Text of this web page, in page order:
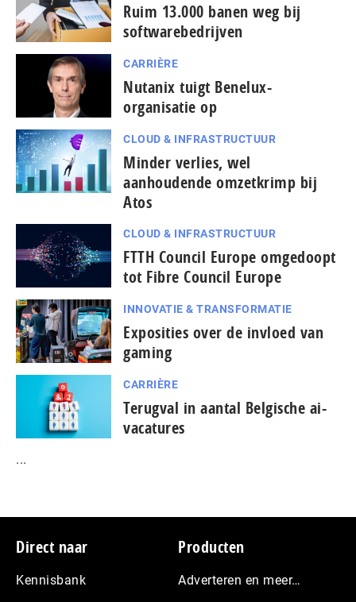
Ruim 13.000 banen weg bij
softwarebedrijven
CARRIÈRE
Nutanix tuigt Benelux-
organisatie op
CLOUD & INFRASTRUCTUUR
Minder verlies, wel
aanhoudende omzetkrimp bij
Atos
CLOUD & INFRASTRUCTUUR
FTTH Council Europe omgedoopt
tot Fibre Council Europe
INNOVATIE & TRANSFORMATIE
Exposities over de invloed van
gaming
CARRIÈRE
Terugval in aantal Belgische ai-
vacatures
...
Footer
Direct naar
Kennisbank
Producten
Adverteren en meer…